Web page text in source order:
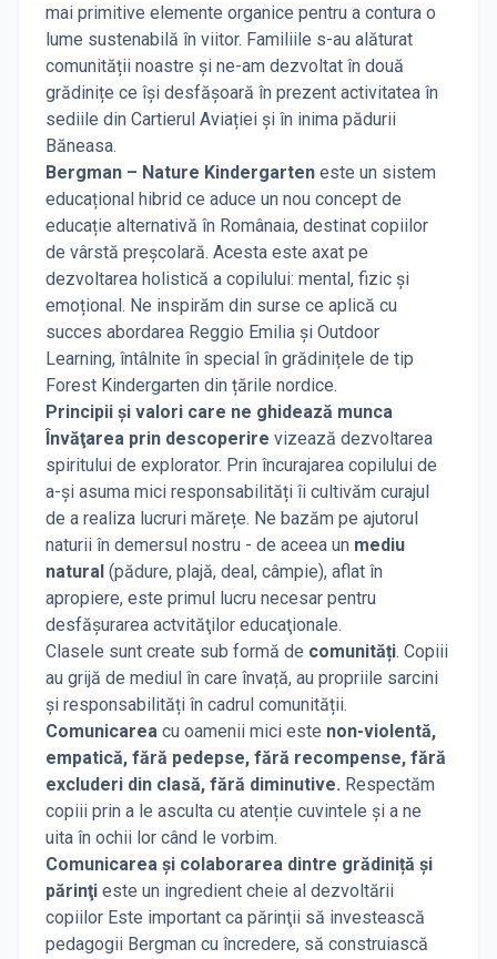
mai primitive elemente organice pentru a contura o
lume sustenabilă în viitor. Familiile s-au alăturat
comunității noastre și ne-am dezvoltat în două
grădinițe ce își desfășoară în prezent activitatea în
sediile din Cartierul Aviației și în inima pădurii
Băneasa.
Bergman – Nature Kindergarten este un sistem
educațional hibrid ce aduce un nou concept de
educație alternativă în Românaia, destinat copiilor
de vârstă preșcolară. Acesta este axat pe
dezvoltarea holistică a copilului: mental, fizic și
emoțional. Ne inspirăm din surse ce aplică cu
succes abordarea Reggio Emilia și Outdoor
Learning, întâlnite în special în grădinițele de tip
Forest Kindergarten din țările nordice.
Principii şi valori care ne ghidează munca
Învăţarea prin descoperire vizează dezvoltarea
spiritului de explorator. Prin încurajarea copilului de
a-și asuma mici responsabilități îi cultivăm curajul
de a realiza lucruri mărețe. Ne bazăm pe ajutorul
naturii în demersul nostru - de aceea un mediu
natural (pădure, plajă, deal, câmpie), aflat în
apropiere, este primul lucru necesar pentru
desfăşurarea actvităţilor educaţionale.
Clasele sunt create sub formă de comunități. Copiii
au grijă de mediul în care învață, au propriile sarcini
și responsabilități în cadrul comunității.
Comunicarea cu oamenii mici este non-violentă,
empatică, fără pedepse, fără recompense, fără
excluderi din clasă, fără diminutive. Respectăm
copiii prin a le asculta cu atenție cuvintele și a ne
uita în ochii lor când le vorbim.
Comunicarea şi colaborarea dintre grădiniță și
părinţi este un ingredient cheie al dezvoltării
copiilor Este important ca părinţii să investească
pedagogii Bergman cu încredere, să construiască